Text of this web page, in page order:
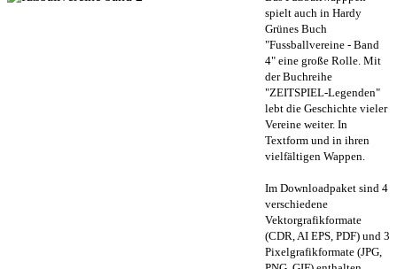
spielt auch in Hardy
Grünes Buch
"Fussballvereine - Band
4" eine große Rolle. Mit
der Buchreihe
"ZEITSPIEL-Legenden"
lebt die Geschichte vieler
Vereine weiter. In
Textform und in ihren
vielfältigen Wappen.
Im Downloadpaket sind 4
verschiedene
Vektorgrafikformate
(CDR, AI EPS, PDF) und 3
Pixelgrafikformate (JPG,